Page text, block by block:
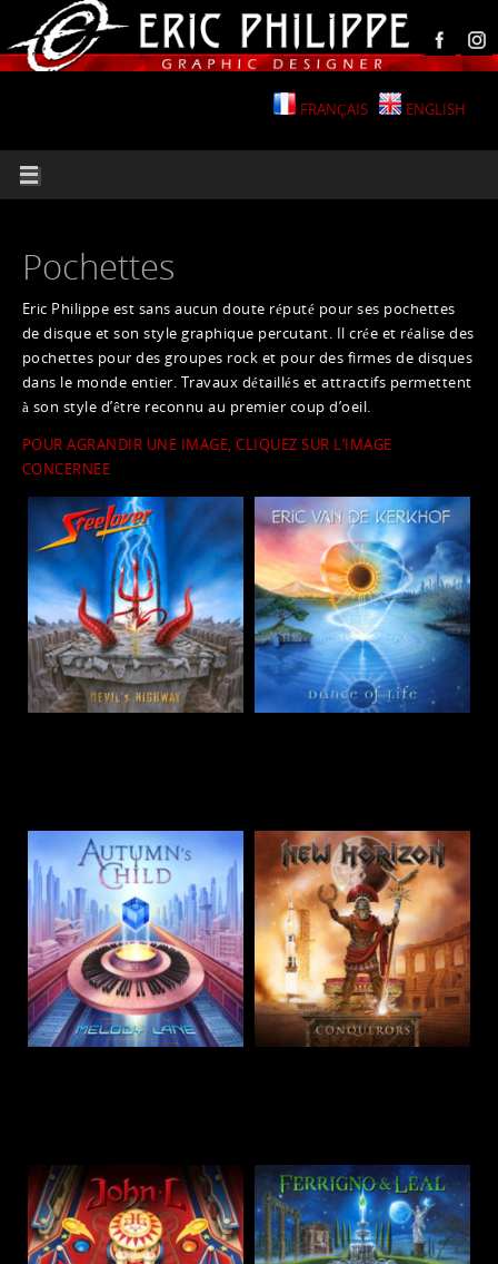
ENGLISH
FRANÇAIS
Pochettes
Eric Philippe est sans aucun doute réputé pour ses pochettes
de disque et son style graphique percutant. Il crée et réalise des
pochettes pour des groupes rock et pour des firmes de disques
dans le monde entier. Travaux détaillés et attractifs permettent
à son style d’être reconnu au premier coup d’oeil.
POUR AGRANDIR UNE IMAGE, CLIQUEZ SUR L’IMAGE
CONCERNEE